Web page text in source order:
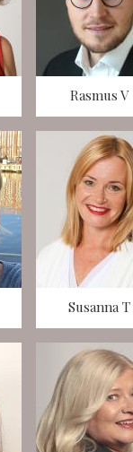
Rasmus V
Susanna T